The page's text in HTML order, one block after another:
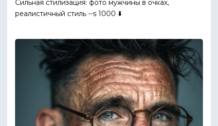
Сильная стилизация: фото мужчины в очках,
реалистичный стиль --s 1000 ⬇️